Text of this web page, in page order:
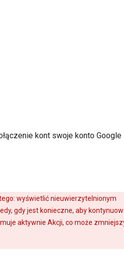
kont swoje konto Google
wyświetlić nieuwierzytelnionym
gdy jest konieczne, aby
aktywnie Akcji, co może